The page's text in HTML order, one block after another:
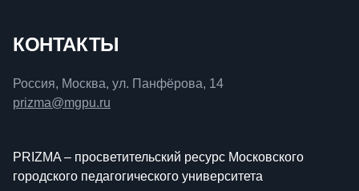
КОНТАКТЫ
Россия, Москва, ул. Панфёрова, 14
prizma@mgpu.ru
PRIZMA – просветительский ресурс Московского
городского педагогического университета